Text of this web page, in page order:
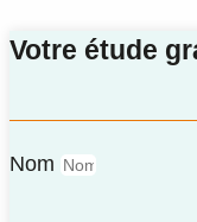
Votre étude
Nom